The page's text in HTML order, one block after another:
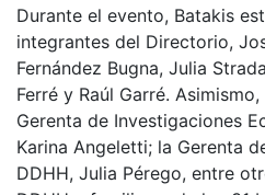
Durante el evento, Batakis
integrantes del Directorio,
Fernández Bugna, Julia
Ferré y Raúl Garré.
Gerenta de Investigaciones
Karina Angeletti; la Gerenta
DDHH, Julia Pérego, entre